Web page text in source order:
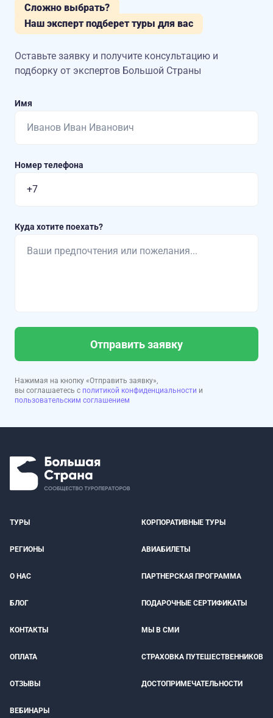
Сложно выбрать?
Наш эксперт подберет туры для вас
Оставьте заявку и получите консультацию и
подборку от экспертов Большой Страны
Имя
Номер телефона
Куда хотите поехать?
Отправить заявку
Нажимая на кнопку «Отправить заявку»,
вы соглашаетесь с политикой конфиденциальности и
пользовательским соглашением
ТУРЫ КОРПОРАТИВНЫЕ ТУРЫ
РЕГИОНЫ АВИАБИЛЕТЫ
О НАС ПАРТНЕРСКАЯ ПРОГРАММА
БЛОГ ПОДАРОЧНЫЕ СЕРТИФИКАТЫ
КОНТАКТЫ МЫ В СМИ
ОПЛАТА СТРАХОВКА ПУТЕШЕСТВЕННИКОВ
ОТЗЫВЫ ДОСТОПРИМЕЧАТЕЛЬНОСТИ
ВЕБИНАРЫ